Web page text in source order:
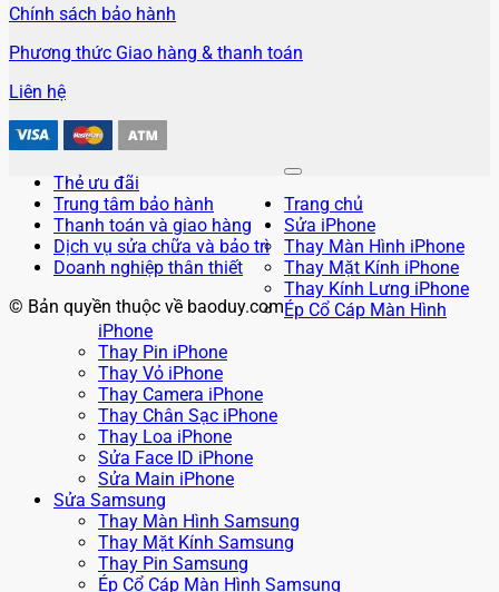
Chính sách bảo hành
Phương thức Giao hàng & thanh toán
Liên hệ
Thẻ ưu đãi
Trung tâm bảo hành
Thanh toán và giao hàng
Dịch vụ sửa chữa và bảo trì
Doanh nghiệp thân thiết
© Bản quyền thuộc về baoduy.com
Trang chủ
Sửa iPhone
Thay Màn Hình iPhone
Thay Mặt Kính iPhone
Thay Kính Lưng iPhone
Ép Cổ Cáp Màn Hình
iPhone
Thay Pin iPhone
Thay Vỏ iPhone
Thay Camera iPhone
Thay Chân Sạc iPhone
Thay Loa iPhone
Sửa Face ID iPhone
Sửa Main iPhone
Sửa Samsung
Thay Màn Hình Samsung
Thay Mặt Kính Samsung
Thay Pin Samsung
Ép Cổ Cáp Màn Hình Samsung